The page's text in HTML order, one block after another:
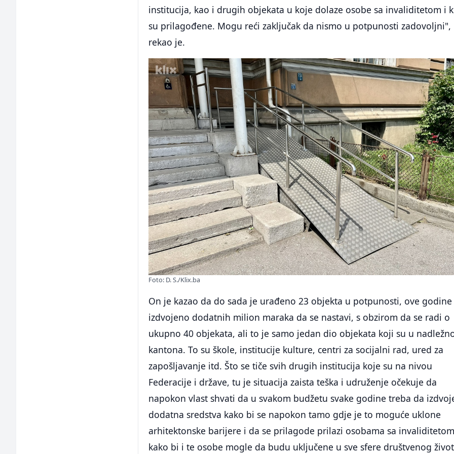
institucija, kao i drugih objekata u koje dolaze osobe sa invaliditetom i
su prilagođene. Mogu reći zaključak da nismo u potpunosti zadovoljni",
rekao je.
Foto: D. S./Klix.ba
On je kazao da do sada je urađeno 23 objekta u potpunosti, ove
izdvojeno dodatnih milion maraka da se nastavi, s obzirom da se radi o
ukupno 40 objekata, ali to je samo jedan dio objekata koji su u
kantona. To su škole, institucije kulture, centri za socijalni rad, ured za
zapošljavanje itd. Što se tiče svih drugih institucija koje su na nivou
Federacije i države, tu je situacija zaista teška i udruženje očekuje da
napokon vlast shvati da u svakom budžetu svake godine treba da
dodatna sredstva kako bi se napokon tamo gdje je to moguće uklone
arhitektonske barijere i da se prilagode prilazi osobama sa
kako bi i te osobe mogle da budu uključene u sve sfere društvenog